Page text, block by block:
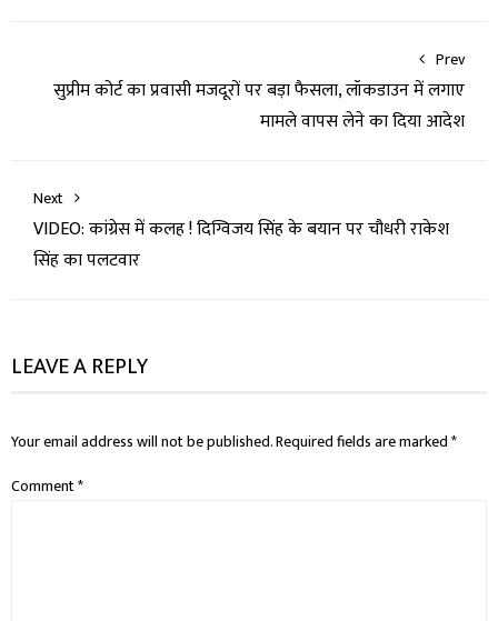
Prev
सुप्रीम कोर्ट का प्रवासी मजदूरों पर बड़ा फैसला, लॉकडाउन में लगाए
मामले वापस लेने का दिया आदेश
Next
VIDEO: कांग्रेस में कलह ! दिग्विजय सिंह के बयान पर चौधरी राकेश
सिंह का पलटवार
LEAVE A REPLY
Your email address will not be published.Required fields are marked*
Comment*